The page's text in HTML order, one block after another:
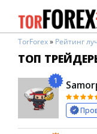
TorForex» Рейтинг
ТОП
1